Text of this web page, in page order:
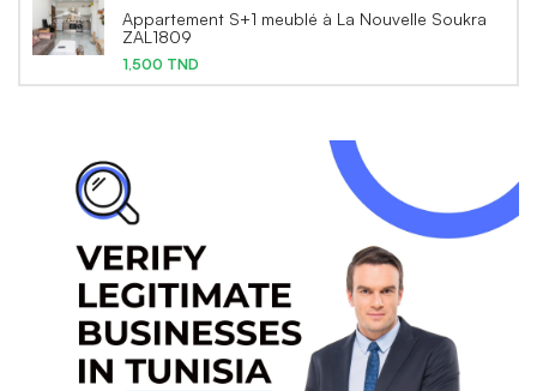
Appartement S+1 meublé à La Nouvelle Soukra
ZAL1809
1,500 TND